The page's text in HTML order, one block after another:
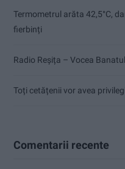
Termometrul arăta 42,5°C,
fierbinți
Radio Reșița – Vocea
Toți cetățenii vor avea
Comentarii recente